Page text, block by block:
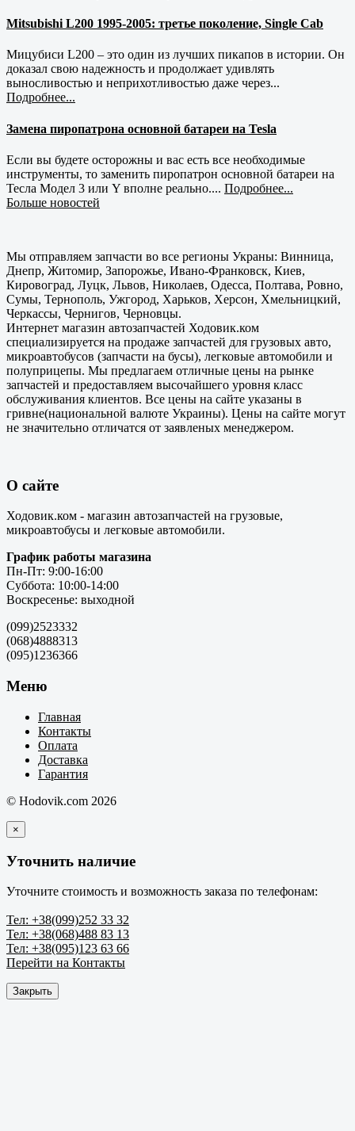
Mitsubishi L200 1995-2005: третье поколение, Single Cab
Мицубиси L200 – это один из лучших пикапов в истории. Он
доказал свою надежность и продолжает удивлять
выносливостью и неприхотливостью даже через...
Подробнее...
Замена пиропатрона основной батареи на Tesla
Если вы будете осторожны и вас есть все необходимые
инструменты, то заменить пиропатрон основной батареи на
Тесла Модел 3 или Y вполне реально.... Подробнее...
Больше новостей
Мы отправляем запчасти во все регионы Украны: Винница,
Днепр, Житомир, Запорожье, Ивано-Франковск, Киев,
Кировоград, Луцк, Львов, Николаев, Одесса, Полтава, Ровно,
Сумы, Тернополь, Ужгород, Харьков, Херсон, Хмельницкий,
Черкассы, Чернигов, Черновцы.
Интернет магазин автозапчастей Ходовик.ком
специализируется на продаже запчастей для грузовых авто,
микроавтобусов (запчасти на бусы), легковые автомобили и
полуприцепы. Мы предлагаем отличные цены на рынке
запчастей и предоставляем высочайшего уровня класс
обслуживания клиентов. Все цены на сайте указаны в
гривне(национальной валюте Украины). Цены на сайте могут
не значительно отличатся от заявленых менеджером.
О сайте
Ходовик.ком - магазин автозапчастей на грузовые,
микроавтобусы и легковые автомобили.
График работы магазина
Пн-Пт: 9:00-16:00
Суббота: 10:00-14:00
Воскресенье: выходной
(099)2523332
(068)4888313
(095)1236366
Меню
Главная
Контакты
Оплата
Доставка
Гарантия
© Hodovik.com 2026
×
Уточнить наличие
Уточните стоимость и возможность заказа по телефонам:
Тел: +38(099)252 33 32
Тел: +38(068)488 83 13
Тел: +38(095)123 63 66
Перейти на Контакты
Закрыть